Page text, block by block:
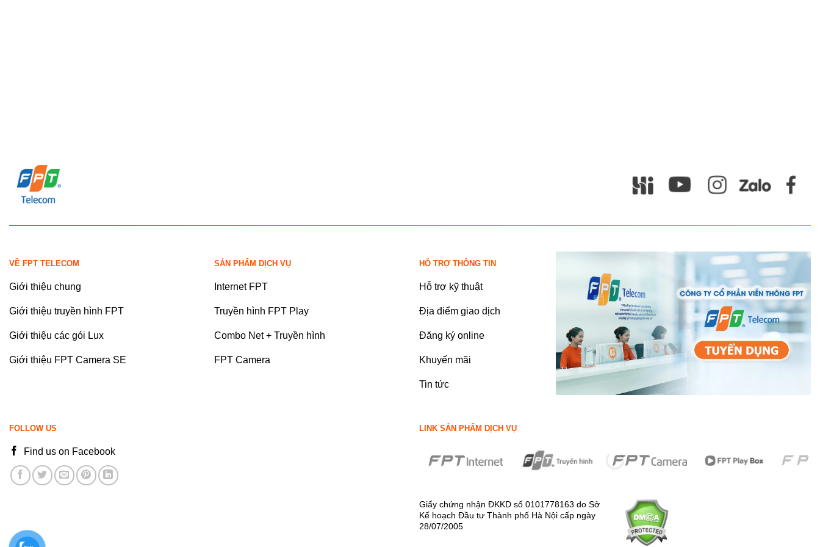
VỀ FPT TELECOM
Giới thiệu chung
Giới thiệu truyền hình FPT
Giới thiệu các gói Lux
Giới thiệu FPT Camera SE
SẢN PHẨM DỊCH VỤ
Internet FPT
Truyền hình FPT Play
Combo Net + Truyền hình
FPT Camera
HỖ TRỢ THÔNG TIN
Hỗ trợ kỹ thuật
Địa điểm giao dịch
Đăng ký online
Khuyến mãi
Tin tức
FOLLOW US
Find us on Facebook
LINK SẢN PHẨM DỊCH VỤ
Giấy chứng nhận ĐKKD số 0101778163 do Sở
Kế hoạch Đầu tư Thành phố Hà Nội cấp ngày
28/07/2005